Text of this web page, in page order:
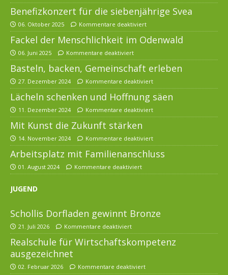
Benefizkonzert für die siebenjährige Svea
06. Oktober 2025 Kommentare deaktiviert
Fackel der Menschlichkeit im Odenwald
06. Juni 2025 Kommentare deaktiviert
Basteln, backen, Gemeinschaft erleben
27. Dezember 2024 Kommentare deaktiviert
Lächeln schenken und Hoffnung säen
11. Dezember 2024 Kommentare deaktiviert
Mit Kunst die Zukunft stärken
14. November 2024 Kommentare deaktiviert
Arbeitsplatz mit Familienanschluss
01. August 2024 Kommentare deaktiviert
JUGEND
Schollis Dorfladen gewinnt Bronze
21. Juli 2026 Kommentare deaktiviert
Realschule für Wirtschaftskompetenz
ausgezeichnet
02. Februar 2026 Kommentare deaktiviert